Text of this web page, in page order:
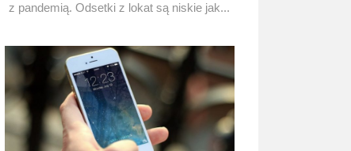
z pandemią. Odsetki z lokat są niskie jak...